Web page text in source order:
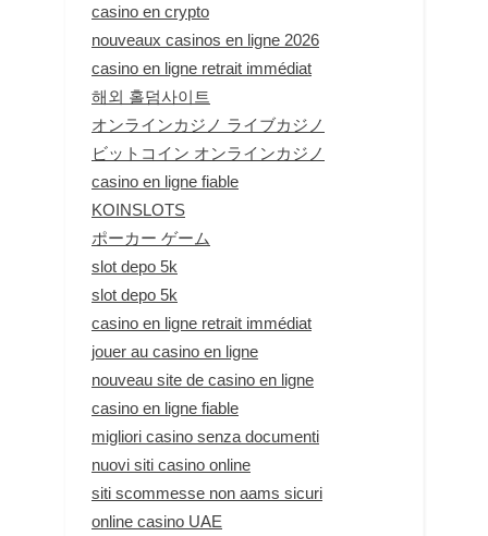
casino en crypto
nouveaux casinos en ligne 2026
casino en ligne retrait immédiat
해외 홀덤사이트
オンラインカジノ ライブカジノ
ビットコイン オンラインカジノ
casino en ligne fiable
KOINSLOTS
ポーカー ゲーム
slot depo 5k
slot depo 5k
casino en ligne retrait immédiat
jouer au casino en ligne
nouveau site de casino en ligne
casino en ligne fiable
migliori casino senza documenti
nuovi siti casino online
siti scommesse non aams sicuri
online casino UAE